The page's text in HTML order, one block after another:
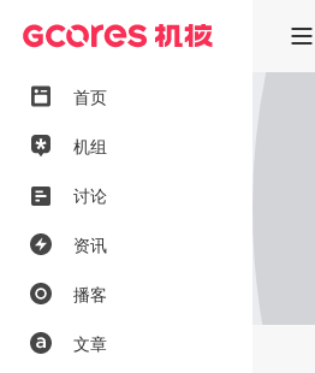
首页
机组
讨论
资讯
播客
文章